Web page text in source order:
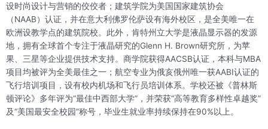
设时尚设计与营销的佼佼者；建筑学院为美国国家建筑协会
（NAAB）认证，并在意大利佛罗伦萨设有海外校区，是全美唯一在
欧洲设教学点的建筑院校。此外，肯特州立大学是液晶显示器的发源
地，拥有全球首个专注于液晶研究的Glenn H. Brown研究所，为苹
果、三星等企业提供技术支持。商学院获得AACSB认证，本科与MBA
项目均被评为全美最佳之一；航空专业为俄亥俄州唯一获AABI认证的
飞行培训项目，设有校内机场和飞行员培训体系。学校还被《普林斯
顿评论》多年评为“最佳中西部大学”，并荣获“高等教育多样性卓越奖”
及“美国最安全校园”称号，毕业生就业率持续保持在90%以上。